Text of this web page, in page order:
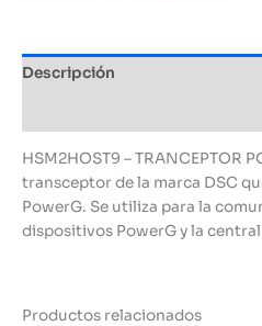
Descripción
HSM2HOST9 – TRANCEPTOR
transceptor de la marca DSC
PowerG. Se utiliza para la
dispositivos PowerG y la central
Productos relacionados